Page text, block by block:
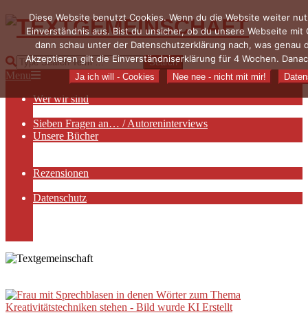
Skip
content
TEXTGEMEINSCHAFT
Search
Primary
Menu
Menu
Wer wir sind
Sieben Fragen an… / Autoreninterviews
Unsere Bücher
Rezensionen
Datenschutz
Diese Website benutzt Cookies. Wenn du die Website weiter
Einverständnis aus. Bist du unsicher, ob du unsere Webseite
dann schau unter der Datenschutzerklärung nach, was genau
Akzeptieren gilt die Einverständniserklärung für 4 Wochen.
Ja ich will - Cookies Nee nee - nicht mit mir!